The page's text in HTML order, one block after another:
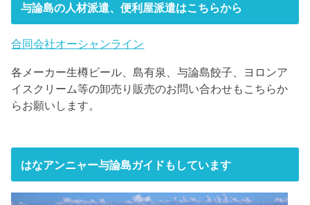
与論島の人材派遣、便利屋派遣はこちらから
合同会社オーシャンライン
各メーカー生樽ビール、島有泉、与論島餃子、ヨロンア
イスクリーム等の卸売り販売のお問い合わせもこちらか
らお願いします。
はなアンニャー与論島ガイドもしています